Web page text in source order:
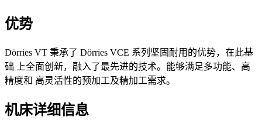
优势
Dörries VT 秉承了 Dörries VCE 系列坚固耐用的优势，在此基
础 上全面创新，融入了最先进的技术。能够满足多功能、高
精度和 高灵活性的预加工及精加工需求。
机床详细信息